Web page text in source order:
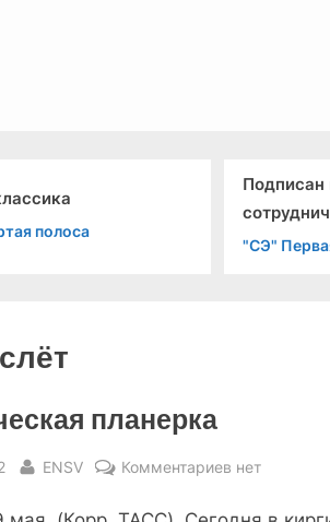
полоса
Подписан
"СЭ"
слёт
планерка
By
ENSV Комментариев кнет